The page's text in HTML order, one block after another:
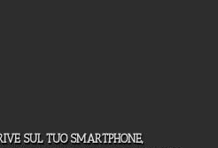
SUL TUO SMARTPHONE,